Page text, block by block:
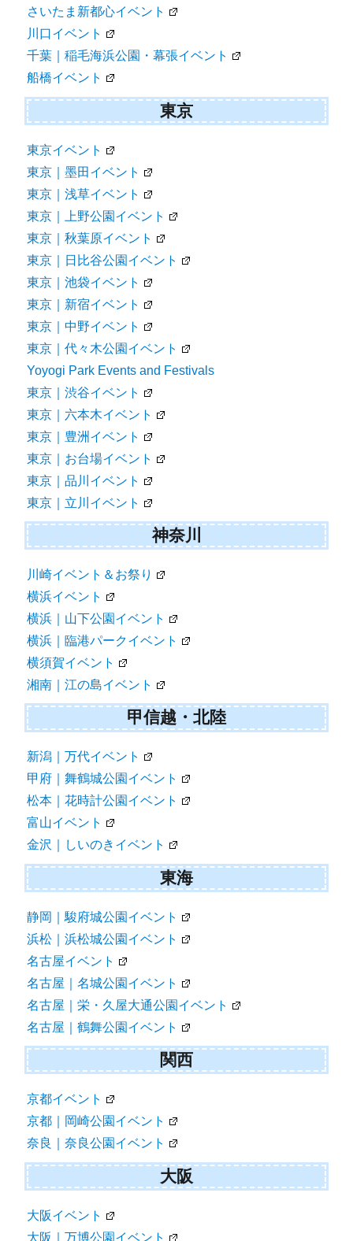
さいたま新都心イベント
川口イベント
千葉｜稲毛海浜公園・幕張イベント
船橋イベント
東京
東京イベント
東京｜墨田イベント
東京｜浅草イベント
東京｜上野公園イベント
東京｜秋葉原イベント
東京｜日比谷公園イベント
東京｜池袋イベント
東京｜新宿イベント
東京｜中野イベント
東京｜代々木公園イベント
Yoyogi Park Events and Festivals
東京｜渋谷イベント
東京｜六本木イベント
東京｜豊洲イベント
東京｜お台場イベント
東京｜品川イベント
東京｜立川イベント
神奈川
川崎イベント＆お祭り
横浜イベント
横浜｜山下公園イベント
横浜｜臨港パークイベント
横須賀イベント
湘南｜江の島イベント
甲信越・北陸
新潟｜万代イベント
甲府｜舞鶴城公園イベント
松本｜花時計公園イベント
富山イベント
金沢｜しいのきイベント
東海
静岡｜駿府城公園イベント
浜松｜浜松城公園イベント
名古屋イベント
名古屋｜名城公園イベント
名古屋｜栄・久屋大通公園イベント
名古屋｜鶴舞公園イベント
関西
京都イベント
京都｜岡崎公園イベント
奈良｜奈良公園イベント
大阪
大阪イベント
大阪｜万博公園イベント